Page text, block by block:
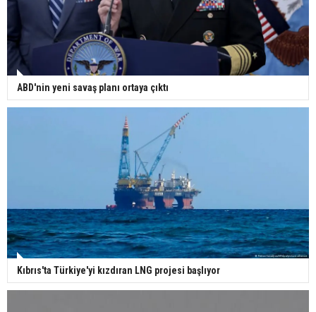
ABD'nin yeni savaş planı ortaya çıktı
Kıbrıs'ta Türkiye'yi kızdıran LNG projesi başlıyor